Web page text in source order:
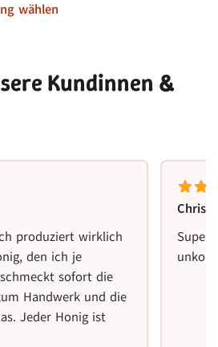
wählen
Kundinnen &
produziert wirklich
den ich je
sofort die
Handwerk und die
Jeder Honig ist
Super